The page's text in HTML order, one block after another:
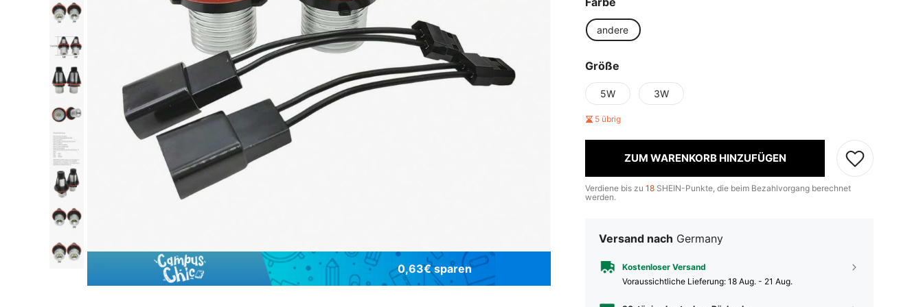
0,63€ sparen
andere
Größe
5W 3W
5 übrig
ZUM WARENKORB HINZUFÜGEN
Verdiene bis zu 18 SHEIN-Punkte, die beim Bezahlvorgang berechnet
werden.
Versand nach Germany
Kostenloser Versand
Voraussichtliche Lieferung: 18 Aug. - 21 Aug.